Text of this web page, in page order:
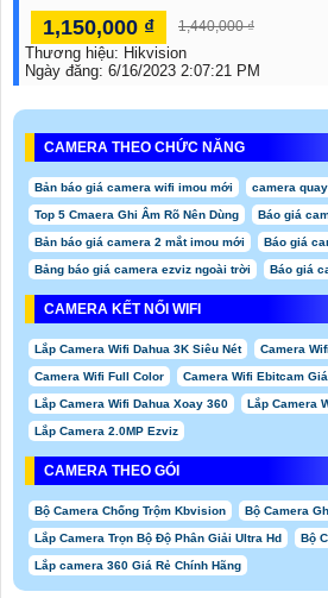
1,150,000 ₫ 1,440,000 ₫
Thương hiệu: Hikvision
Ngày đăng: 6/16/2023 2:07:21 PM
CAMERA THEO CHỨC NĂNG
Bản báo giá camera wifi imou mới camera
Top 5 Cmaera Ghi Âm Rõ Nên Dùng Báo giá
Bản báo giá camera 2 mắt imou mới Báo giá
Bảng báo giá camera ezviz ngoài trời Báo giá
CAMERA KẾT NỐI WIFI
Lắp Camera Wifi Dahua 3K Siêu Nét Camera
Camera Wifi Full Color Camera Wifi Ebitcam
Lắp Camera Wifi Dahua Xoay 360 Lắp Camera
Lắp Camera 2.0MP Ezviz
CAMERA THEO GÓI
Bộ Camera Chống Trộm Kbvision Bộ Camera
Lắp Camera Trọn Bộ Độ Phân Giải Ultra Hd Bộ
Lắp camera 360 Giá Rẻ Chính Hãng